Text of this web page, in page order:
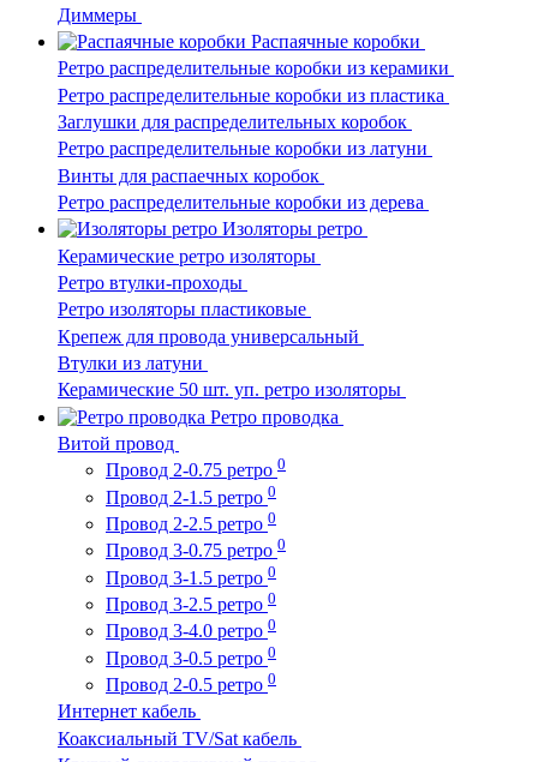
Диммеры
Распаячные коробки
Ретро распределительные коробки из керамики
Ретро распределительные коробки из пластика
Заглушки для распределительных коробок
Ретро распределительные коробки из латуни
Винты для распаечных коробок
Ретро распределительные коробки из дерева
Изоляторы ретро
Керамические ретро изоляторы
Ретро втулки-проходы
Ретро изоляторы пластиковые
Крепеж для провода универсальный
Втулки из латуни
Керамические 50 шт. уп. ретро изоляторы
Ретро проводка
Витой провод
Провод 2-0.75 ретро 0
Провод 2-1.5 ретро 0
Провод 2-2.5 ретро 0
Провод 3-0.75 ретро 0
Провод 3-1.5 ретро 0
Провод 3-2.5 ретро 0
Провод 3-4.0 ретро 0
Провод 3-0.5 ретро 0
Провод 2-0.5 ретро 0
Интернет кабель
Коаксиальный TV/Sat кабель